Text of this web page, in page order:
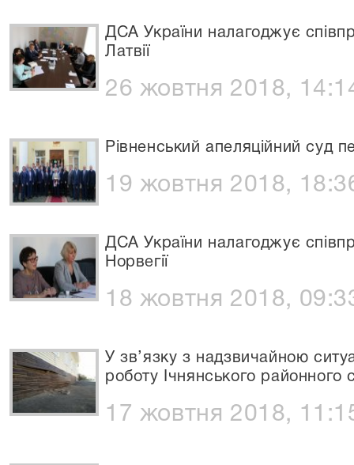
ДСА України налагоджує
Латвії
26 жовтня 2018,
Рівненський апеляційний суд
19 жовтня 2018,
ДСА України налагоджує
Норвегії
18 жовтня 2018,
У зв’язку з надзвичайною
роботу Ічнянського районного
17 жовтня 2018,